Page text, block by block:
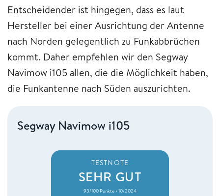
Entscheidender ist hingegen, dass es laut
Hersteller bei einer Ausrichtung der Antenne
nach Norden gelegentlich zu Funkabbrüchen
kommt. Daher empfehlen wir den Segway
Navimow i105 allen, die die Möglichkeit haben,
die Funkantenne nach Süden auszurichten.
Segway Navimow i105
TESTNOTE
SEHR GUT
93/100 Punkte • 10/2024